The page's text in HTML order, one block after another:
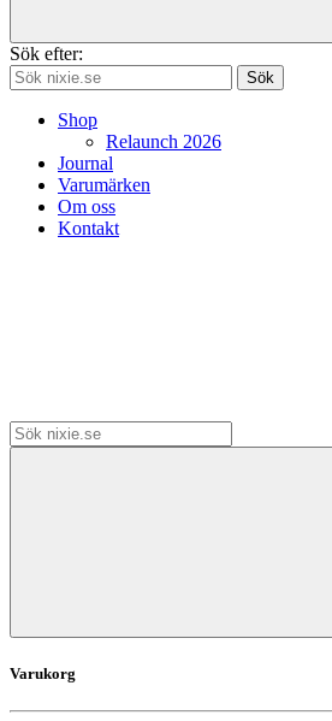
Sök efter:
Sök
Shop
Relaunch 2026
Journal
Varumärken
Om oss
Kontakt
Varukorg